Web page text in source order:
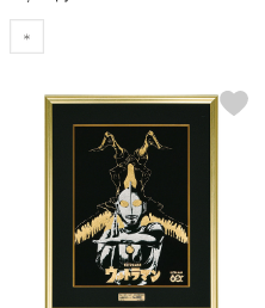
チュニック
ボトムス
スカート